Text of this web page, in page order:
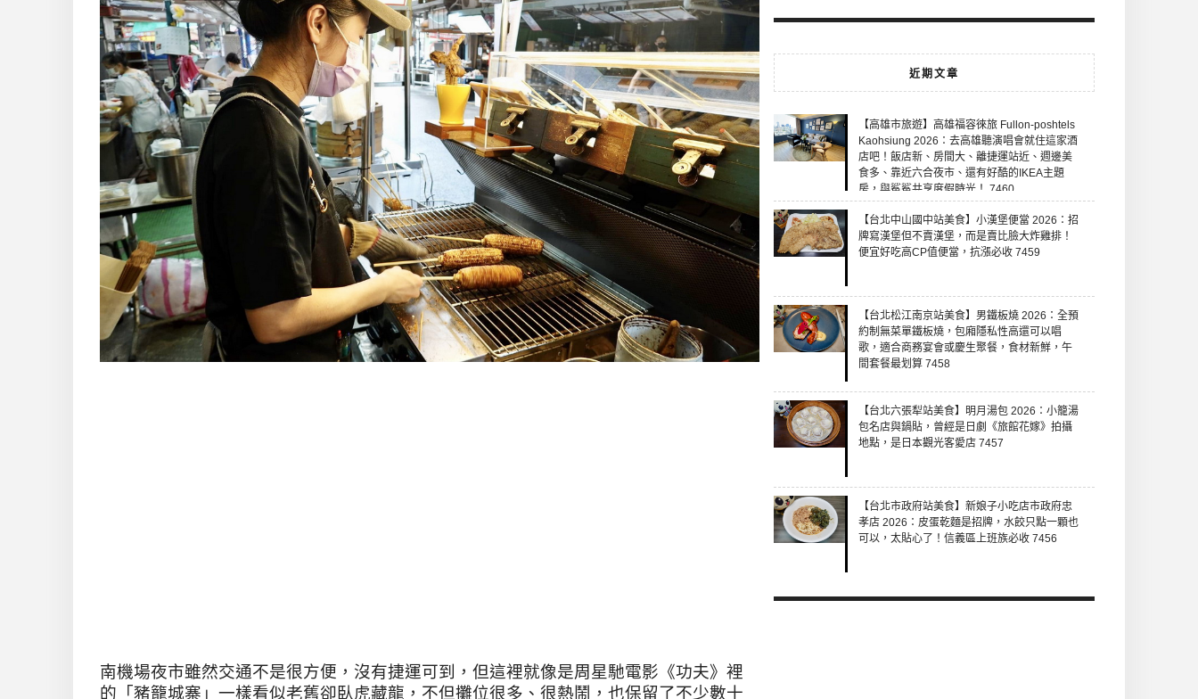
南機場夜市雖然交通不是很方便，沒有捷運可到，但這裡就像是周星馳電影《功夫》裡
的「豬籠城寨」一樣看似老舊卻臥虎藏龍，不但攤位很多、很熱鬧，也保留了不少數十
近期文章
【高雄市旅遊】高雄福容徠旅 Fullon-poshtels
Kaohsiung 2026：去高雄聽演唱會就住這家酒
店吧！飯店新、房間大、離捷運站近、週邊美
食多、靠近六合夜市、還有好酷的IKEA主題
房，與鯊鯊共享度假時光！ 7460
【台北中山國中站美食】小漢堡便當 2026：招
牌寫漢堡但不賣漢堡，而是賣比臉大炸雞排！
便宜好吃高CP值便當，抗漲必收 7459
【台北松江南京站美食】男鐵板燒 2026：全預
約制無菜單鐵板燒，包廂隱私性高還可以唱
歌，適合商務宴會或慶生聚餐，食材新鮮，午
間套餐最划算 7458
【台北六張犁站美食】明月湯包 2026：小籠湯
包名店與鍋貼，曾經是日劇《旅館花嫁》拍攝
地點，是日本觀光客愛店 7457
【台北市政府站美食】新娘子小吃店市政府忠
孝店 2026：皮蛋乾麵是招牌，水餃只點一顆也
可以，太貼心了！信義區上班族必收 7456